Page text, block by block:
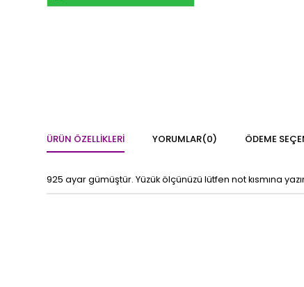
ÜRÜN ÖZELLIKLERI YORUMLAR(0) ÖDEME
925 ayar gümüştür. Yüzük ölçünüzü lütfen not kısmına